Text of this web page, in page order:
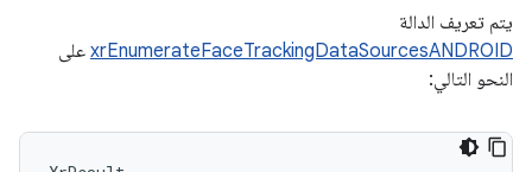
يتم تعريف الدالة
xrEnumerateFaceTrackingDataSourcesANDROID على
النحو التالي: